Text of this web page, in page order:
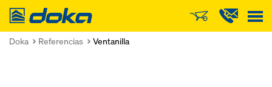
Doka
Doka Referencias Ventanilla